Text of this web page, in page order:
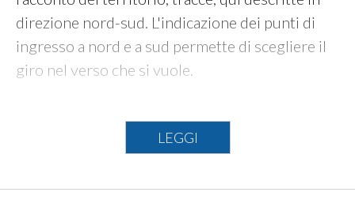
direzione nord-sud. L'indicazione dei punti di
ingresso a nord e a sud permette di scegliere il
giro nel verso che si vuole.
INFO TECNICHE
Ponte fiume Sinello
STAZIONI FS DI RIFERIMENTO: Casalbordino-
LEGGI